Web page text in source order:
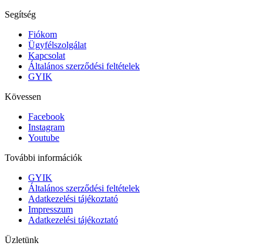
Segítség
Fiókom
Ügyfélszolgálat
Kapcsolat
Általános szerződési feltételek
GYIK
Kövessen
Facebook
Instagram
Youtube
További információk
GYIK
Általános szerződési feltételek
Adatkezelési tájékoztató
Impresszum
Adatkezelési tájékoztató
Üzletünk